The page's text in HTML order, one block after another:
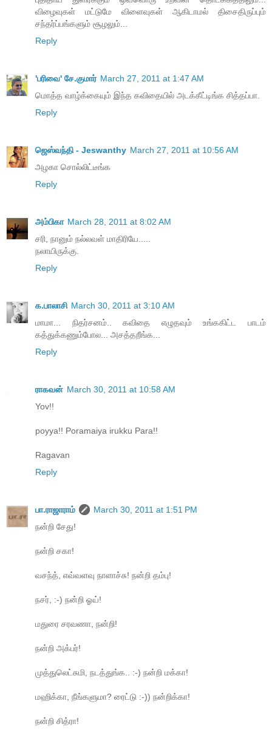
விழைவுகள் மட்டுமே விளைவுகள் ஆகிடாமல் திசைதிருப்பும்
சந்தர்ப்பங்களும் சூழலும்...
Reply
'பரிவை' சே.குமார் March 27, 2011 at 1:47 AM
மொத்த வாழ்க்கையும் இந்த கவிதையில் அடக்கீட்டிங்க சித்தப்பா.
Reply
ஜெஸ்வந்தி - Jeswanthy March 27, 2011 at 10:56 AM
அழகா சொல்லிட்டீங்க
Reply
அம்பிகா March 28, 2011 at 8:02 AM
சரி, நானும் நல்லவள் மாதிரியே.....
நலாயிருக்கு.
Reply
க.பாலாசி March 30, 2011 at 3:10 AM
மாமா... நிதர்சனம்.. கவிதை எழுதவும் உங்ககிட்ட பாடம்
கத்துக்கணும்போல... அசத்தறீங்க...
Reply
ராகவன் March 30, 2011 at 10:58 AM
Yov!!
poyya!! Poramaiya irukku Para!!
Ragavan
Reply
பா.ராஜாராம்
March 30, 2011 at 1:51 PM
நன்றி சேது!
நன்றி சகா!
வசந்த், எவ்வளவு நாளாச்சு! நன்றி தம்பு!
நசர், :-) நன்றி ஓய்!
மதுரை சரவணா, நன்றி!
நன்றி அக்பர்!
முத்துலெட்சுமி, நடத்துங்க.. :-) நன்றி மக்கா!
மஹிக்கா, நீங்களுமா? ரைட்டு :-)) நன்றிக்கா!
நன்றி சித்ரா!